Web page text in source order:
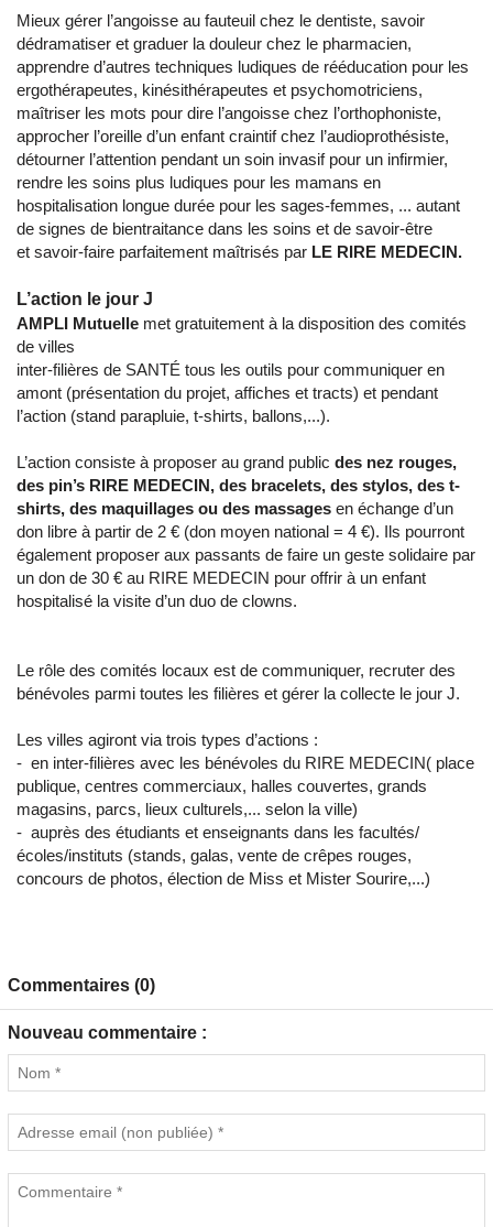
Mieux gérer l’angoisse au fauteuil chez le dentiste, savoir
dédramatiser et graduer la douleur chez le pharmacien,
apprendre d’autres techniques ludiques de rééducation pour les
ergothérapeutes, kinésithérapeutes et psychomotriciens,
maîtriser les mots pour dire l’angoisse chez l’orthophoniste,
approcher l’oreille d’un enfant craintif chez l’audioprothésiste,
détourner l’attention pendant un soin invasif pour un infirmier,
rendre les soins plus ludiques pour les mamans en
hospitalisation longue durée pour les sages-femmes, ... autant
de signes de bientraitance dans les soins et de savoir-être
et savoir-faire parfaitement maîtrisés par LE RIRE MEDECIN.
L’action le jour J
AMPLI Mutuelle met gratuitement à la disposition des comités
de villes
inter-filières de SANTÉ tous les outils pour communiquer en
amont (présentation du projet, affiches et tracts) et pendant
l’action (stand parapluie, t-shirts, ballons,...).
L’action consiste à proposer au grand public des nez rouges,
des pin’s RIRE MEDECIN, des bracelets, des stylos, des t-
shirts, des maquillages ou des massages en échange d’un
don libre à partir de 2 € (don moyen national = 4 €). Ils pourront
également proposer aux passants de faire un geste solidaire par
un don de 30 € au RIRE MEDECIN pour offrir à un enfant
hospitalisé la visite d’un duo de clowns.
Le rôle des comités locaux est de communiquer, recruter des
bénévoles parmi toutes les filières et gérer la collecte le jour J.
Les villes agiront via trois types d’actions :
- en inter-filières avec les bénévoles du RIRE MEDECIN( place
publique, centres commerciaux, halles couvertes, grands
magasins, parcs, lieux culturels,... selon la ville)
- auprès des étudiants et enseignants dans les facultés/
écoles/instituts (stands, galas, vente de crêpes rouges,
concours de photos, élection de Miss et Mister Sourire,...)
Commentaires (0)
Nouveau commentaire :